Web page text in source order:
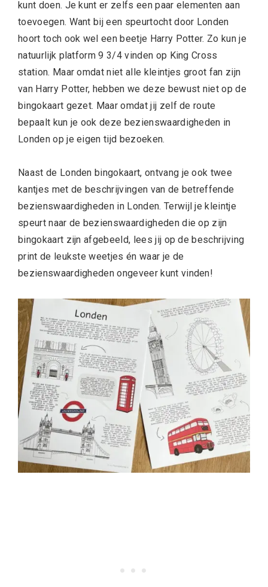
kunt doen. Je kunt er zelfs een paar elementen aan
toevoegen. Want bij een speurtocht door Londen
hoort toch ook wel een beetje Harry Potter. Zo kun je
natuurlijk platform 9 3/4 vinden op King Cross
station. Maar omdat niet alle kleintjes groot fan zijn
van Harry Potter, hebben we deze bewust niet op de
bingokaart gezet. Maar omdat jij zelf de route
bepaalt kun je ook deze bezienswaardigheden in
Londen op je eigen tijd bezoeken.
Naast de Londen bingokaart, ontvang je ook twee
kantjes met de beschrijvingen van de betreffende
bezienswaardigheden in Londen. Terwijl je kleintje
speurt naar de bezienswaardigheden die op zijn
bingokaart zijn afgebeeld, lees jij op de beschrijving
print de leukste weetjes én waar je de
bezienswaardigheden ongeveer kunt vinden!